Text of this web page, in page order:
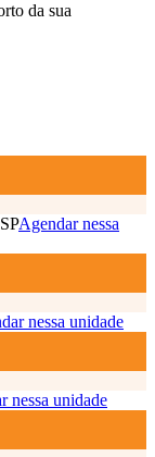
da sua
Agendar nessa
nessa unidade
nessa unidade